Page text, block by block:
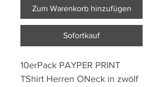
Zum Warenkorb hinzufügen
Sofortkauf
10erPack PAYPER PRINT
TShirt Herren ONeck in zwölf